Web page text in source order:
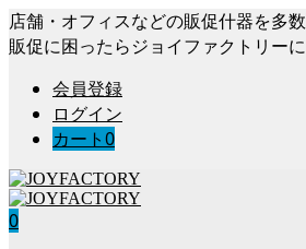
店舗・オフィスなどの販促什器を多
販促に困ったらジョイファクトリーに
会員登録
ログイン
カート0
0